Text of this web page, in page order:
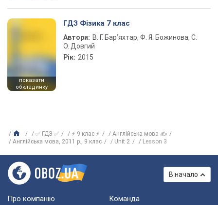
показати
обкладинку
ГДЗ Фізика 7 клас
Автори: В. Г. Бар’яхтар, Ф. Я. Божинова, С.
О. Довгий
Рік: 2015
✅ ГДЗ ✅ ⚡ 9 клас ⚡
Англійська мова ✍
Англійська мова, 2011 р., 9 клас
Unit 2 Lesson 3
В начало
Про компанію Команда